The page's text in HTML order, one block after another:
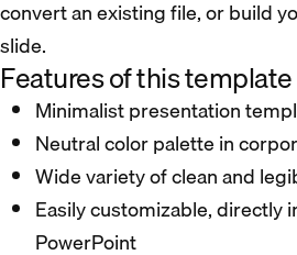
convert an existing file, or build
slide.
Features of this template
Minimalist presentation
Neutral color palette in
Wide variety of clean and
Easily customizable, directly
PowerPoint